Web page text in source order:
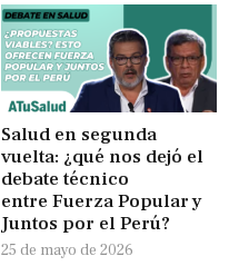
Salud en segunda
vuelta: ¿qué nos dejó el
debate técnico
entre Fuerza Popular y
Juntos por el Perú?
25 de mayo de 2026